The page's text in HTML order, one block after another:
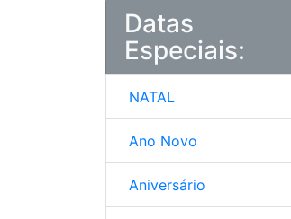
Datas
Especiais:
NATAL
Ano Novo
Aniversário